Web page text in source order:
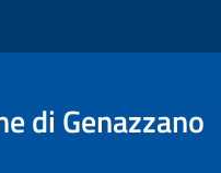
di Genazzano